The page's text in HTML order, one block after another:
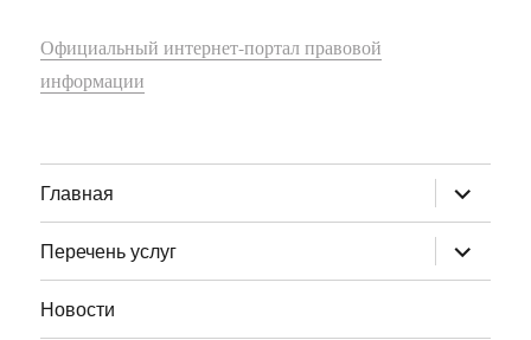
Официальный интернет-портал правовой
информации
Главная раскрыть
дочернее
меню
Перечень услуг
раскрыть
дочернее
меню
Новости